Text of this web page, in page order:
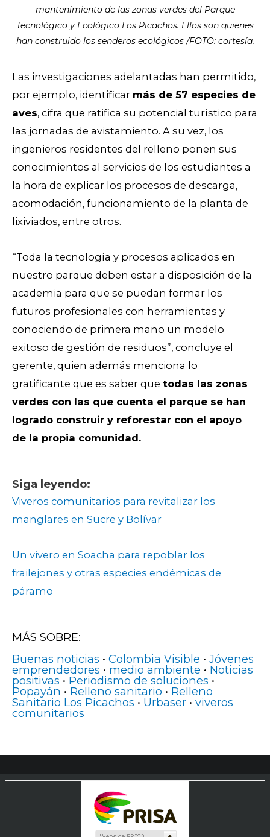
mantenimiento de las zonas verdes del Parque
Tecnológico y Ecológico Los Picachos. Ellos son quienes
han construido los senderos ecológicos /FOTO: cortesía.
Las investigaciones adelantadas han permitido,
por ejemplo, identificar más de 57 especies de
aves, cifra que ratifica su potencial turístico para
las jornadas de avistamiento. A su vez, los
ingenieros residentes del relleno ponen sus
conocimientos al servicios de los estudiantes a
la hora de explicar los procesos de descarga,
acomodación, funcionamiento de la planta de
lixiviados, entre otros.
“Toda la tecnología y procesos aplicados en
nuestro parque deben estar a disposición de la
academia para que se puedan formar los
futuros profesionales con herramientas y
conociendo de primera mano un modelo
exitoso de gestión de residuos”, concluye el
gerente, quien además menciona lo
gratificante que es saber que todas las zonas
verdes con las que cuenta el parque se han
logrado construir y reforestar con el apoyo
de la propia comunidad.
Siga leyendo:
Viveros comunitarios para revitalizar los
manglares en Sucre y Bolívar
Un vivero en Soacha para repoblar los
frailejones y otras especies endémicas de
páramo
MÁS SOBRE:
Buenas noticias • Colombia Visible • Jóvenes
emprendedores • medio ambiente • Noticias
positivas • Periodismo de soluciones •
Popayán • Relleno sanitario • Relleno
Sanitario Los Picachos • Urbaser • viveros
comunitarios